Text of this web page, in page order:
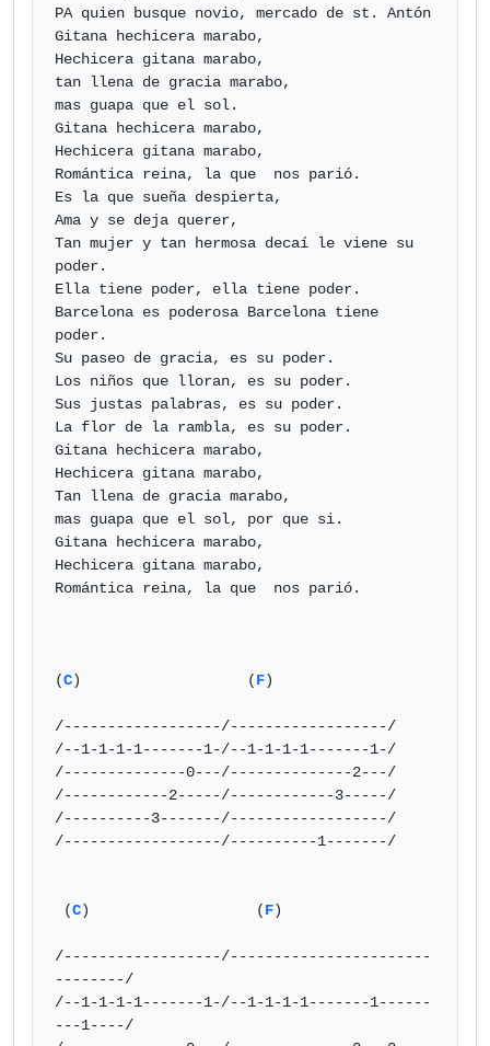
PA quien busque novio, mercado de st. Antón
Gitana hechicera marabo,
Hechicera gitana marabo,
tan llena de gracia marabo,
mas guapa que el sol.
Gitana hechicera marabo,
Hechicera gitana marabo,
Romántica reina, la que  nos parió.
Es la que sueña despierta,
Ama y se deja querer,
Tan mujer y tan hermosa decaí le viene su
poder.
Ella tiene poder, ella tiene poder.
Barcelona es poderosa Barcelona tiene
poder.
Su paseo de gracia, es su poder.
Los niños que lloran, es su poder.
Sus justas palabras, es su poder.
La flor de la rambla, es su poder.
Gitana hechicera marabo,
Hechicera gitana marabo,
Tan llena de gracia marabo,
mas guapa que el sol, por que si.
Gitana hechicera marabo,
Hechicera gitana marabo,
Romántica reina, la que  nos parió.
(C)                   (F)
/------------------/------------------/
/--1-1-1-1-------1-/--1-1-1-1-------1-/
/--------------0---/--------------2---/
/------------2-----/------------3-----/
/----------3-------/------------------/
/------------------/----------1-------/
(C)                   (F)
/------------------/-----------------------
--------/
/--1-1-1-1-------1-/--1-1-1-1-------1------
---1----/